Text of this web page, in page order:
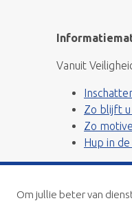
Vanuit
Zo blijft
Zo
Hup in
Om jullie beter van